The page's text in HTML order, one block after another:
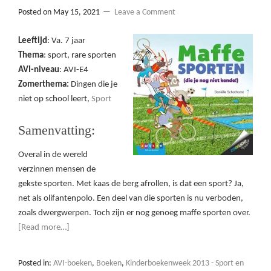
Posted on May 15, 2021 Leave a Comment
Leeftijd: Va. 7 jaar
Thema: sport, rare sporten
AVI-niveau: AVI-E4
Zomerthema: Dingen die je
niet op school leert, Sport
Samenvatting:
Overal in de wereld
verzinnen mensen de
gekste sporten. Met kaas de berg afrollen, is dat een sport? Ja,
net als olifantenpolo. Een deel van die sporten is nu verboden,
zoals dwergwerpen. Toch zijn er nog genoeg maffe sporten over.
[Read more…]
Posted in: AVI-boeken, Boeken, Kinderboekenweek 2013 - Sport en